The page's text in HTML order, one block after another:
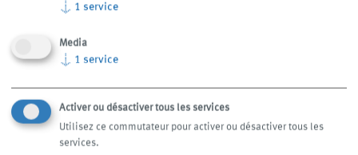
Téléchargements
Installation à haute
pression LubiCool®-S
↓ 1 service
Media
↓ 1 service
Activer ou désactiver tous les services
Utilisez ce commutateur pour activer ou désactiver tous les
services.